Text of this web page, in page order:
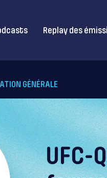
Replay des
GÉNÉRALE
UFC-